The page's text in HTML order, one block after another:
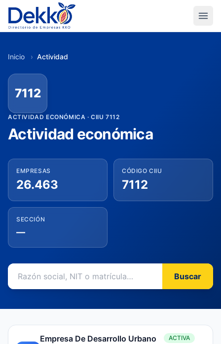
Inicio › Actividad
7112
ACTIVIDAD ECONÓMICA · CIIU 7112
Actividad económica
EMPRESAS
26.463
CÓDIGO CIIU
7112
SECCIÓN
—
Buscar
Empresa De Desarrollo Urbano
ACTIVA